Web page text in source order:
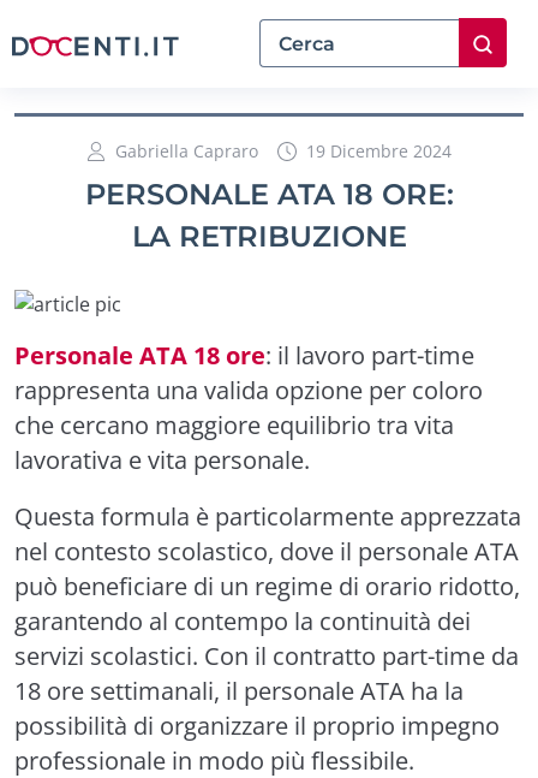
Gabriella Capraro 19 Dicembre 2024
PERSONALE ATA 18 ORE:
LA RETRIBUZIONE
Personale ATA 18 ore: il lavoro part-time
rappresenta una valida opzione per coloro
che cercano maggiore equilibrio tra vita
lavorativa e vita personale.
Questa formula è particolarmente apprezzata
nel contesto scolastico, dove il personale ATA
può beneficiare di un regime di orario ridotto,
garantendo al contempo la continuità dei
servizi scolastici. Con il contratto part-time da
18 ore settimanali, il personale ATA ha la
possibilità di organizzare il proprio impegno
professionale in modo più flessibile.